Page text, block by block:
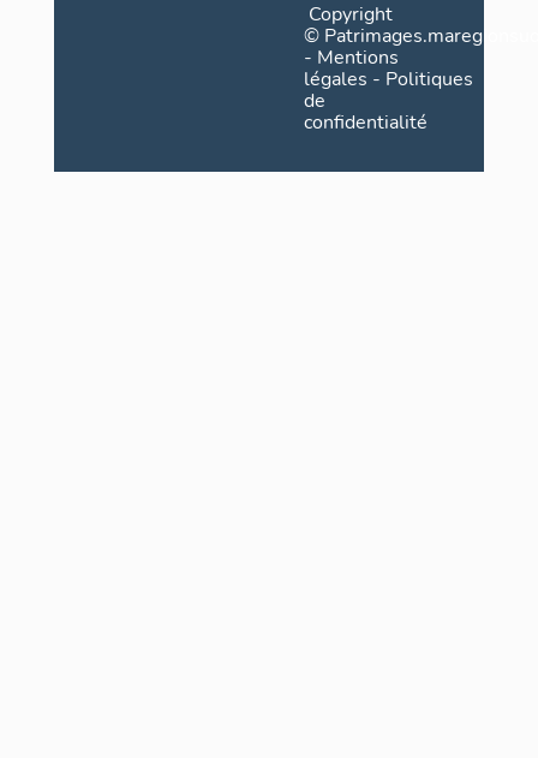
Copyright
©
- Mentions
légales - Politiques
de
confidentialité